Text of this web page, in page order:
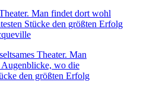
Theater. Man
wo die
den größten Erfolg